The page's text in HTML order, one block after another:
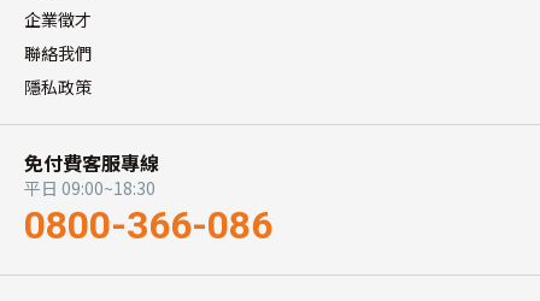
企業徵才
聯絡我們
隱私政策
免付費客服專線
平日 09:00~18:30
0800-366-086